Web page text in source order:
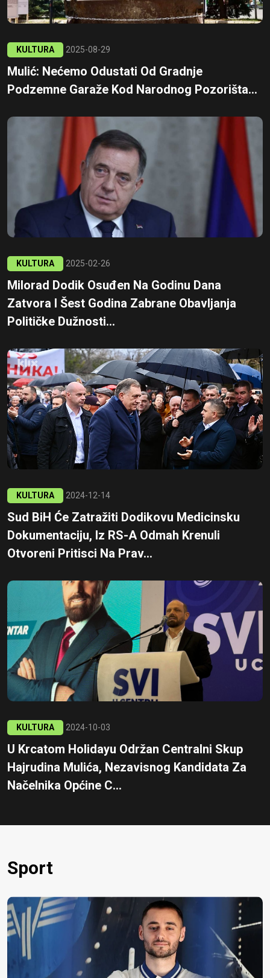
KULTURA 2025-08-29
Mulić: Nećemo Odustati Od Gradnje
Podzemne Garaže Kod Narodnog Pozorišta...
KULTURA 2025-02-26
Milorad Dodik Osuđen Na Godinu Dana
Zatvora I Šest Godina Zabrane Obavljanja
Političke Dužnosti...
KULTURA 2024-12-14
Sud BiH Će Zatražiti Dodikovu Medicinsku
Dokumentaciju, Iz RS-A Odmah Krenuli
Otvoreni Pritisci Na Prav...
KULTURA 2024-10-03
U Krcatom Holidayu Održan Centralni Skup
Hajrudina Mulića, Nezavisnog Kandidata Za
Načelnika Općine C...
Sport